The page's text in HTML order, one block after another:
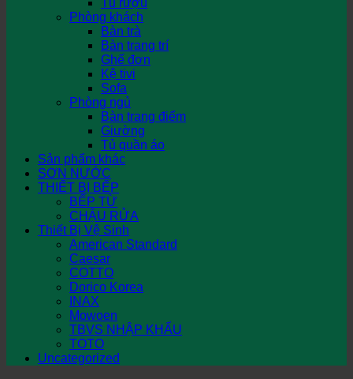
Tủ rượu
Phòng khách
Bàn trà
Bàn trang trí
Ghế đơn
Kệ tivi
Sofa
Phòng ngủ
Bàn trang điểm
Giường
Tủ quần áo
Sản phẩm khác
SƠN NƯỚC
THIẾT BỊ BẾP
BẾP TỪ
CHẬU RỬA
Thiết Bị Vệ Sinh
American Standard
Caesar
COTTO
Dorico Korea
INAX
Mowoen
TBVS NHẬP KHẨU
TOTO
Uncategorized